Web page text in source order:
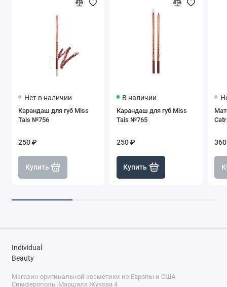
Нет в наличии
Карандаш для губ Miss
Tais №756
250 ₽
Купить
В наличии
Карандаш для губ Miss
Tais №765
250 ₽
Купить
Individual
Beauty
Магазин оригинальной косметики из Европы и США
Симферополь, Маршала Жукова 4